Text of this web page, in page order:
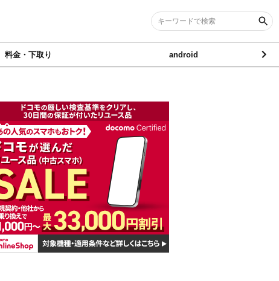
料金・下取り android